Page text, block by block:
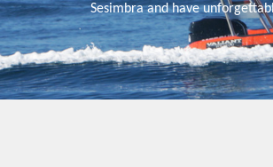
Sesimbra and have